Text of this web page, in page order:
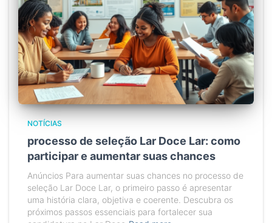
NOTÍCIAS
processo de seleção Lar Doce Lar: como
participar e aumentar suas chances
Anúncios Para aumentar suas chances no processo de
seleção Lar Doce Lar, o primeiro passo é apresentar
uma história clara, objetiva e coerente. Descubra os
próximos passos essenciais para fortalecer sua